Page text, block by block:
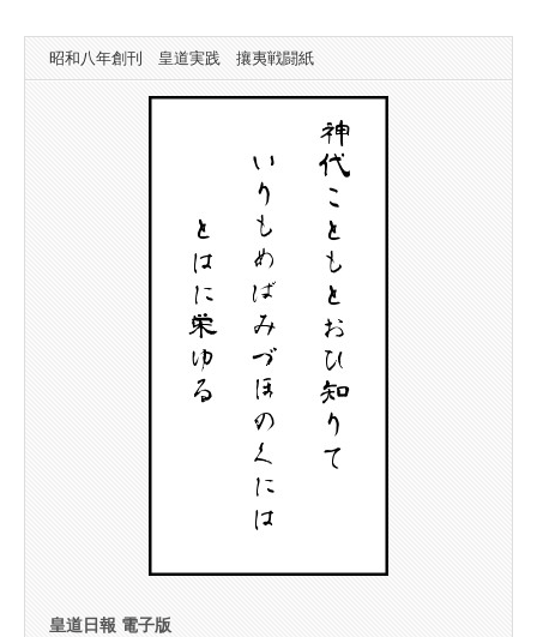
昭和八年創刊 皇道実践 攘夷戦闘紙
皇道日報 電子版